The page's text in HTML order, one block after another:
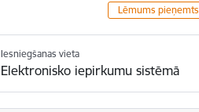
Lēmums pieņemts
Iesniegšanas vieta
Elektronisko iepirkumu sistēmā